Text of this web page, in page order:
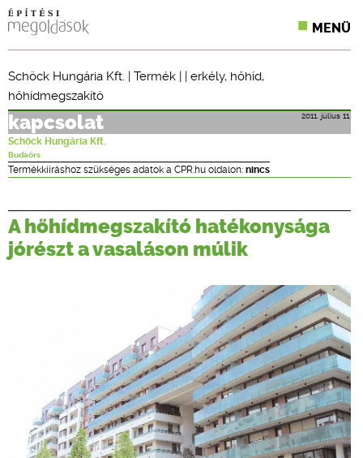
MENÜ
CPR TERMÉKKIÍRÁS
ÉPÍTÉSI JOG
ONLINE KÉPZÉSEK
TERVEZÉSI SEGÉDLETEK
Schöck Hungária Kft. | Termék | | erkély, hőhíd,
hőhídmegszakító
2011. július 11.
kapcsolat
Schöck Hungária Kft.
Budaörs
Termékkiíráshoz szükséges adatok a CPR.hu oldalon: nincs
A hőhídmegszakító hatékonysága
jórészt a vasaláson múlik